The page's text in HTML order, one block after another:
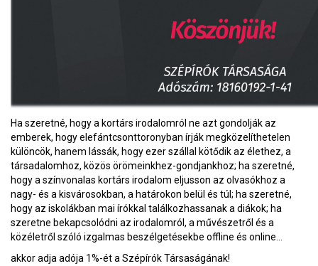
Ha szeretné, hogy a kortárs irodalomról ne azt gondolják az
emberek, hogy elefántcsonttoronyban írják megközelíthetelen
különcök, hanem lássák, hogy ezer szállal kötődik az élethez, a
társadalomhoz, közös örömeinkhez-gondjankhoz; ha szeretné,
hogy a színvonalas kortárs irodalom eljusson az olvasókhoz a
nagy- és a kisvárosokban, a határokon belül és túl; ha szeretné,
hogy az iskolákban mai írókkal találkozhassanak a diákok; ha
szeretne bekapcsolódni az irodalomról, a művészetről és a
közéletről szóló izgalmas beszélgetésekbe offline és online...
akkor adja adója 1%-ét a Szépírók Társaságának!